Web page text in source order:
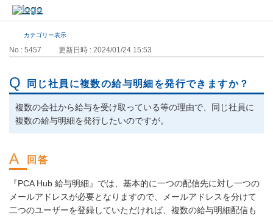
カテゴリー表示
No : 5457 更新日時 : 2024/01/24 15:53
同じ社員に複数の給与明細を発行できますか？
複数の会社から給与を受け取っている等の理由で、同じ社員に
複数の給与明細を発行したいのですが。
『PCA Hub 給与明細』では、基本的に一つの配信先に対し一つの
メールアドレスが必要となりますので、メールアドレスを分けて
二つのユーザーを登録していただければ、複数の給与明細配信も